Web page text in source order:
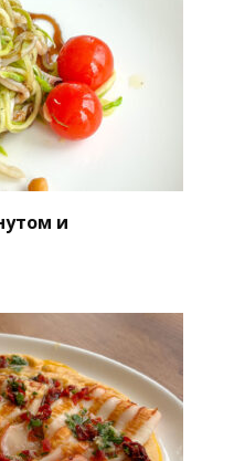
и